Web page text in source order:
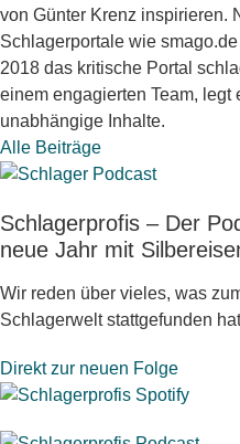
von Günter Krenz inspirieren.
Schlagerportale wie
2018 das kritische Portal
einem engagierten Team, legt
unabhängige Inhalte.
Alle Beiträge
Schlagerprofis – Der
neue Jahr mit
Wir reden über vieles, was
Schlagerwelt stattgefunden
Direkt zur neuen Folge